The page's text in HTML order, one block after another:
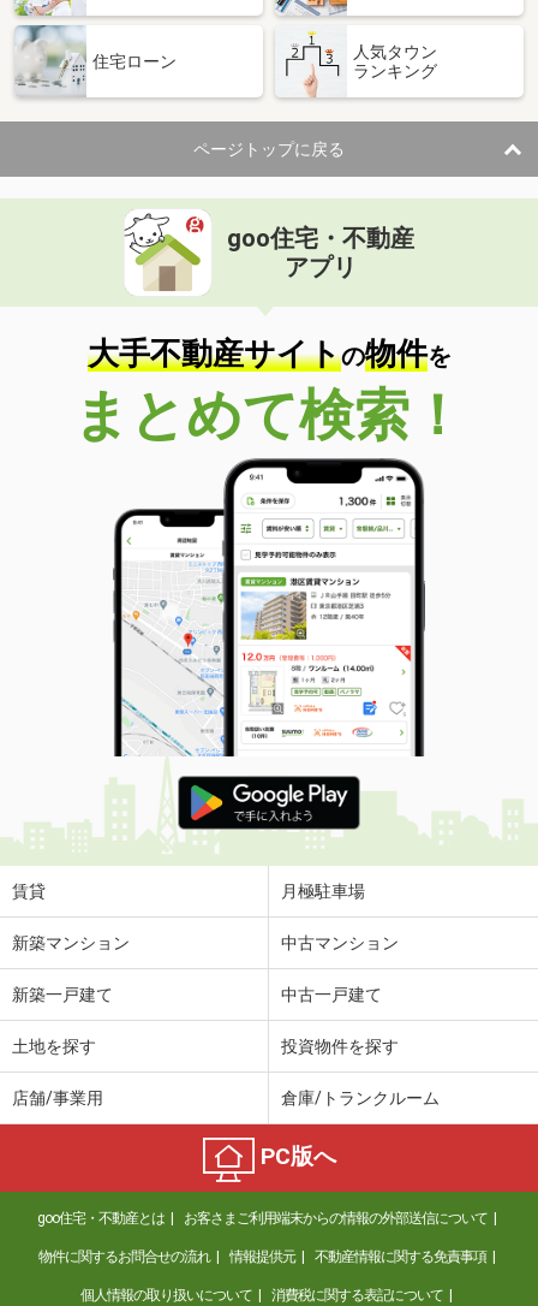
栃木県佐野市栃本町
住 所
栃木県佐野市栃本町
専有面積 51.67m²
間取り
2LDK
栃木県下野市上大領
価 格
住 所
栃木県下野市上大領
専有面積 64.4m²
間取り
2LDK
栃木県宇都宮市宮原３
価 格
5.90万円
栃木県宇都宮市宮原３
43.36m²
間取り
1LDK
栃木県鹿沼市貝島町
価 格
5.50万円
住 所
栃木県鹿沼市貝島町
専有面積 46.09m²
間取り
1LDK
栃木県宇都宮市針ヶ谷町
価 格
4.50万円
住 所
栃木県宇都宮市針ヶ谷町
専有面積
栃木県下都賀郡壬生町至宝３丁目
15.20万円
栃木県宇都宮市江曽島１丁目
4.90万円
住 所
栃木県宇都宮市江曽島１丁目
専有面積 46.6m²
間取り
2DK
栃木県佐野市若松町
住宅ローン
人気タウン
ランキング
ページトップに戻る
goo住宅・不動産
アプリ
大手不動産サイトの物件を
まとめて検索！
賃貸 月極駐車場
新築マンション 中古マンション
新築一戸建て 中古一戸建て
土地を探す 投資物件を探す
店舗/事業用 倉庫/トランクルーム
PC版へ
goo住宅・不動産とは お客さまご利用端末からの情報の外部送信について
物件に関するお問合せの流れ 情報提供元 不動産情報に関する免責事項
個人情報の取り扱いについて 消費税に関する表記について